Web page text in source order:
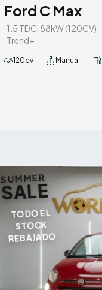
Ford C Max
1.5 TDCi 88kW (120CV)
Trend+
120cv Manual
SUMMER
SALE
TODO EL
STOCK
REBAJADO